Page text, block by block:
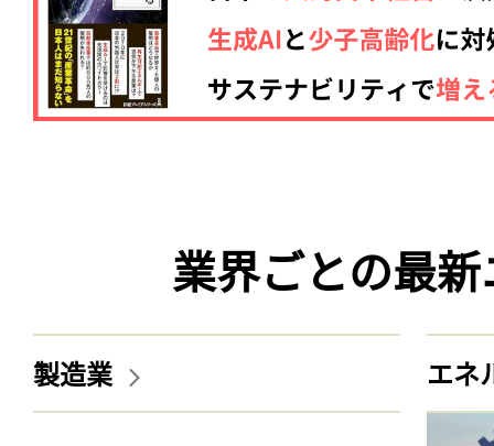
業界ごとの最
製造業 エネ